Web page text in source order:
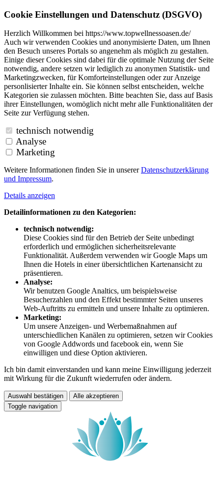
Cookie Einstellungen und Datenschutz (DSGVO)
Herzlich Willkommen bei https://www.topwellnessoasen.de/
Auch wir verwenden Cookies und anonymisierte Daten, um Ihnen
den Besuch unseres Portals so angenehm als möglich zu gestalten.
Einige dieser Cookies sind dabei für die optimale Nutzung der Seite
notwendig, andere setzen wir lediglich zu anonymen Statistik- und
Marketingzwecken, für Komforteinstellungen oder zur Anzeige
personlisierter Inhalte ein. Sie können selbst entscheiden, welche
Kategorien sie zulassen möchten. Bitte beachten Sie, dass auf Basis
ihrer Einstellungen, womöglich nicht mehr alle Funktionalitäten der
Seite zur Verfügung stehen.
technisch notwendig
Analyse
Marketing
Weitere Informationen finden Sie in unsererDatenschutzerklärung
und Impressum.
Details anzeigen
Detailinformationen zu den Kategorien:
technisch notwendig:
Diese Cookies sind für den Betrieb der Seite unbedingt
erforderlich und ermöglichen sicherheitsrelevante
Funktionalität. Außerdem verwenden wir Google Maps um
Ihnen die Hotels in einer übersichtlichen Kartenansicht zu
präsentieren.
Analyse:
Wir benutzen Google Analtics, um beispielsweise
Besucherzahlen und den Effekt bestimmter Seiten unseres
Web-Auftritts zu ermitteln und unsere Inhalte zu optimieren.
Marketing:
Um unsere Anzeigen- und Werbemaßnahmen auf
unterschiedlichen Kanälen zu optimieren, setzen wir Cookies
von Google Addwords und facebook ein, wenn Sie
einwilligen und diese Option aktivieren.
Ich bin damit einverstanden und kann meine Einwilligung jederzeit
mit Wirkung für die Zukunft wiederrufen oder ändern.
Auswahl bestätigen
Alle akzeptieren
Toggle navigation